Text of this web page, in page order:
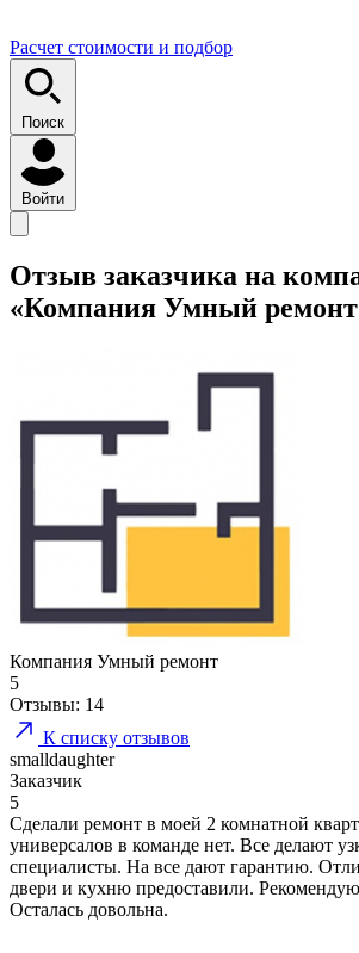
Расчет стоимости и подбор
Поиск
Войти
Отзыв заказчика на
«Компания Умный
Компания Умный ремонт
5
Отзывы: 14
К списку отзывов
smalldaughter
Заказчик
5
Сделали ремонт в моей 2 комнатной
универсалов в команде нет. Все делают
специалисты. На все дают гарантию.
двери и кухню предоставили. Рекомендую
Осталась довольна.